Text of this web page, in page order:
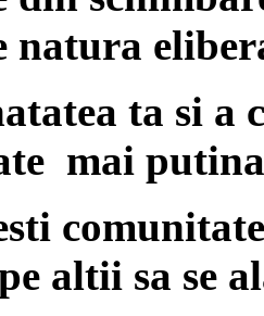
natura
ta si
mai
altii sa se